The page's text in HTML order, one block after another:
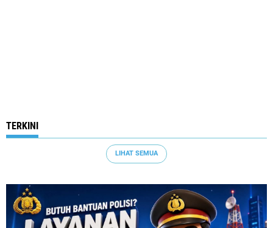
TERKINI
LIHAT SEMUA